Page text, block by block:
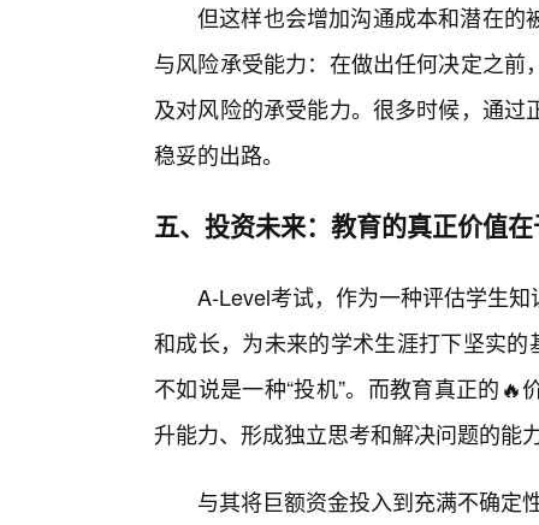
但这样也会增加沟通成本和潜在的
与风险承受能力：在做出任何决定之
及对风险的承受能力。很多时候，通
稳妥的出路。
五、投资未来：教育的真正价值
A-Level考试，作为一种评估学生
和成长，为未来的学术生涯打下坚实
不如说是一种“投机”。而教育真正的
升能力、形成独立思考和解决问题的能
与其将巨额资金投入到充满不确定